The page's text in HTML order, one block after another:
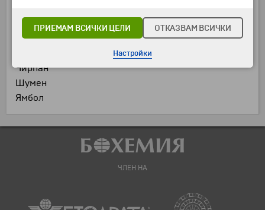
Търговище
Харманли
Чирпан
Шумен
Ямбол
ЧЛЕН НА
ПРИЕМАМ ВСИЧКИ ЦЕЛИ ОТКАЗВАМ ВСИЧКИ
Настройки